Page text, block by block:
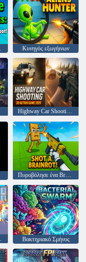
Κυνηγός εξωγήινων
Highway Car Shooting 3D Action Game 2025
Πυροβόλησε ένα Brainrot!
Βακτηριακό Σμήνος